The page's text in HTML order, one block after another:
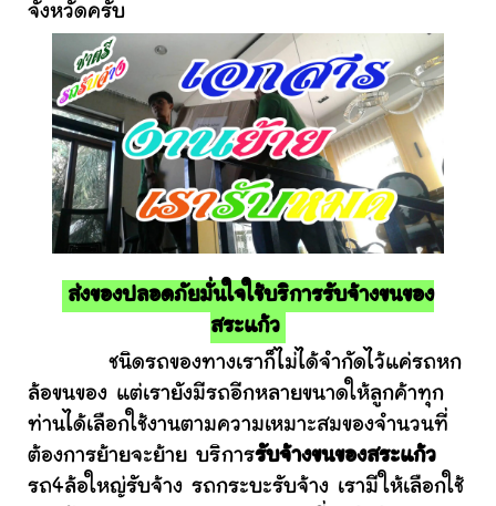
จังหวัดครับ
ส่งของปลอดภัยมั่นใจใช้บริการรับจ้างขนของ
สระแก้ว
ชนิดรถของทางเราก็ไม่ได้จำกัดไว้แค่รถหก
ล้อขนของ แต่เรายังมีรถอีกหลายขนาดให้ลูกค้าทุก
ท่านได้เลือกใช้งานตามความเหมาะสมของจำนวนที่
ต้องการย้ายจะย้าย บริการรับจ้างขนของสระแก้ว
รถ4ล้อใหญ่รับจ้าง รถกระบะรับจ้าง เรามีให้เลือกใช้